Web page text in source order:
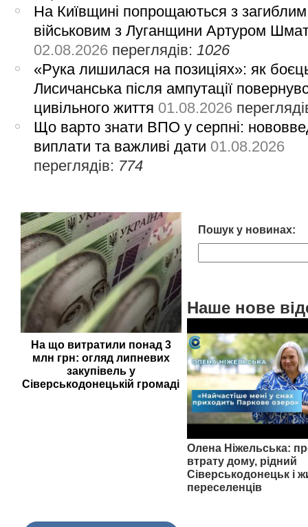
На Київщині попрощаються з загиблим
військовим з Луганщини Артуром
02.08.2026 переглядів: 1026
«Рука лишилася на позиціях»: як
Лисичанська після ампутації
цивільного життя 01.08.2026
Що варто знати ВПО у серпні:
виплати та важливі дати 01.08.2026
переглядів: 774
На що витратили понад 3
млн грн: огляд липневих
закупівель у
Сіверськодонецькій громаді
Пошук у новинах:
Наше нове
Олена Ніжельська:
втрату дому, рідний
Сіверськодонецьк і
переселенців